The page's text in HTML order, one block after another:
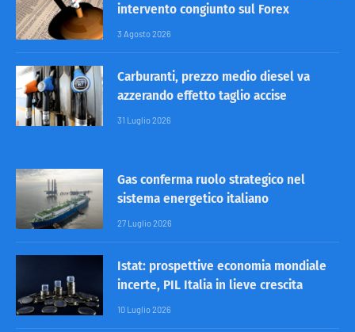
intervento congiunto sul Forex
3 Agosto 2026
Carburanti, prezzo medio diesel va
azzerando effetto taglio accise
31 Luglio 2026
Gas conferma ruolo strategico nel
sistema energetico italiano
27 Luglio 2026
Istat: prospettive economia mondiale
incerte, PIL Italia in lieve crescita
10 Luglio 2026